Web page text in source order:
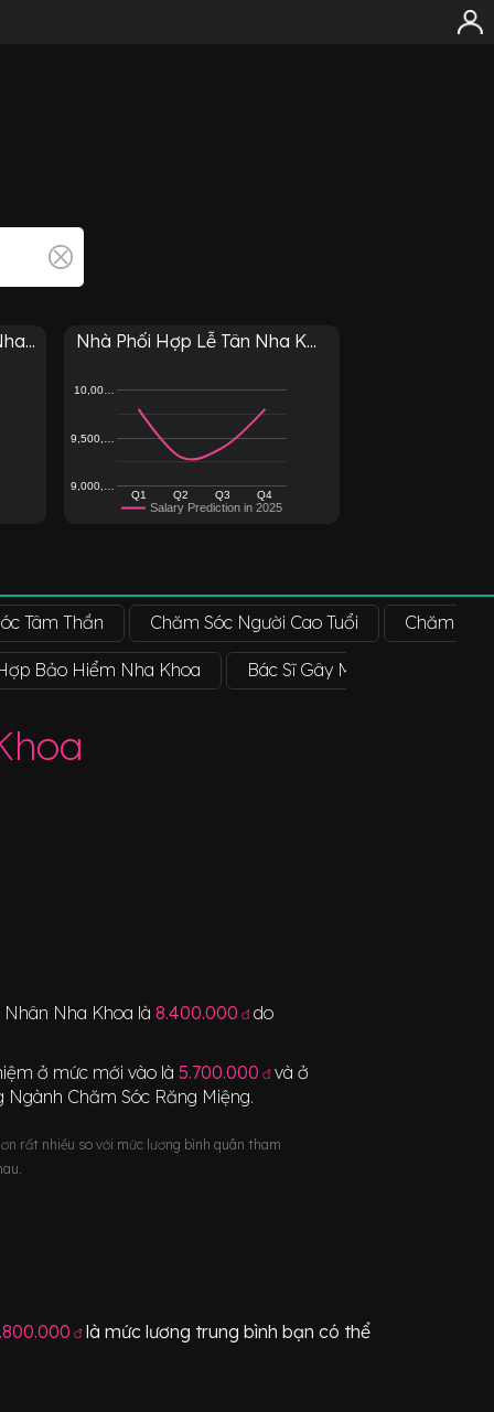
Nhà Phối Hợp Lễ Tân Nha K...
Salary Prediction in 2025
Q1 Q2 Q3 Q4
9,000,…
9,500,…
10,00…
Tâm Thần Chăm Sóc Người Cao Tuổi Chăm Sóc
Bảo Hiểm Nha Khoa Bác Sĩ Gây Mê Trong Nha
Nha Khoa là 8.400.000 đdo
ở mức mới vào là 5.700.000 đ và ở
Ngành Chăm Sóc Răng Miệng.
rất nhiều so với mức lương bình quân tham
đlà mức lương trung bình bạn có thể